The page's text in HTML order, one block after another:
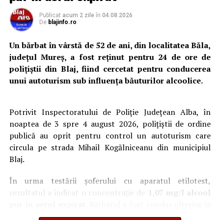
Programul pelerinajului:
08:30– Plecarea în procesiune din fața Catedralei
Arhiepiscopale Majore „Sfânta Treime” din Blaj;
oficierea Căii Crucii pe traseul dintre intrarea în
pădure și Sanctuar;
auxiliar al Arhieparhiei de Alba Iulia și Făgăraș;
13:00 – Paraclisul Maicii Domnului.
preferată pe Google
Publicat acum 2 zile în 04.08.2026
De blajinfo.ro
Un bărbat în vârstă de 52 de ani, din localitatea Băla,
județul Mureș, a fost reținut pentru 24 de ore de
polițiștii din Blaj, fiind cercetat pentru conducerea
unui autoturism sub influența băuturilor alcoolice.
Potrivit Inspectoratului de Poliție Județean Alba, în
noaptea de 3 spre 4 august 2026, polițiștii de ordine
publică au oprit pentru control un autoturism care
circula pe strada Mihail Kogălniceanu din municipiul
Blaj.
În urma testării șoferului cu aparatul etilotest,
rezultatul a indicat o concentrație de 1,07 mg/l alcool
spital pentru recoltarea probelor biologice necesare